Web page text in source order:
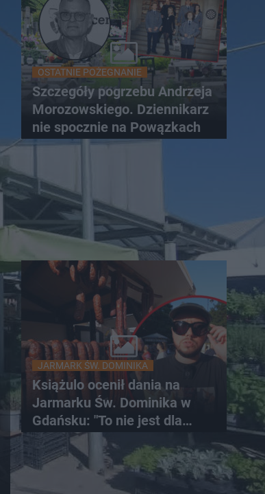
OSTATNIE POŻEGNANIE
Szczegóły pogrzebu Andrzeja
Morozowskiego. Dziennikarz
nie spocznie na Powązkach
JARMARK ŚW. DOMINIKA
Książulo ocenił dania na
Jarmarku Św. Dominika w
Gdańsku: "To nie jest dla
Polaka"